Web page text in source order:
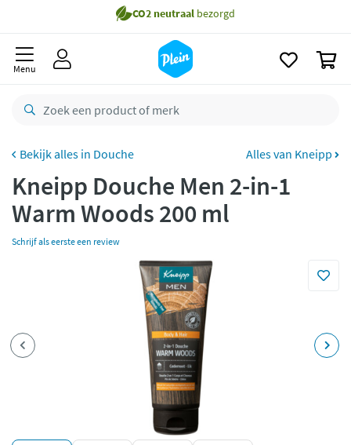
Gratisbezorging vanaf 35,- *
besteld,
Gratisretourneren
Betaal met Klarna
Menu
Douche Alles van Kneipp
Kneipp Douche Men 2-in-1
Warm Woods 200 ml
Schrijf als eerste een review